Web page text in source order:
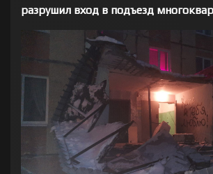
разрушил вход в подъезд